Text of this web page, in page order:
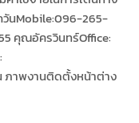
วันMobile:096-265-
คุณอัครวินทร์Office:
ภาพงานติดตั้งหน้าต่าง